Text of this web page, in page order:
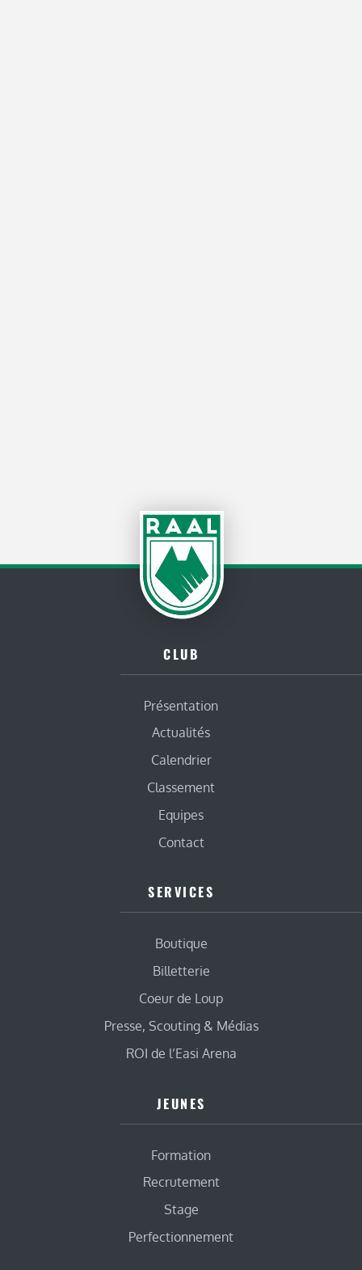
CLUB
Présentation
Actualités
Calendrier
Classement
Equipes
Contact
SERVICES
Boutique
Billetterie
Coeur de Loup
Presse, Scouting & Médias
ROI de l’Easi Arena
JEUNES
Formation
Recrutement
Stage
Perfectionnement